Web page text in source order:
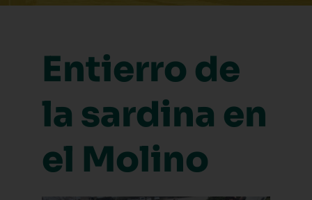
Entierro de
la sardina en
el Molino